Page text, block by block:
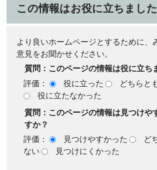
この情報はお役に立ちまし
より良いホームページとするために、
意見をお聞かせください。
質問：このページの情報は役に立ち
評価：
役に立った
どちらと
役に立たなかった
質問：このページの情報は見つけや
すか？
評価：
見つけやすかった
ど
ない
見つけにくかった